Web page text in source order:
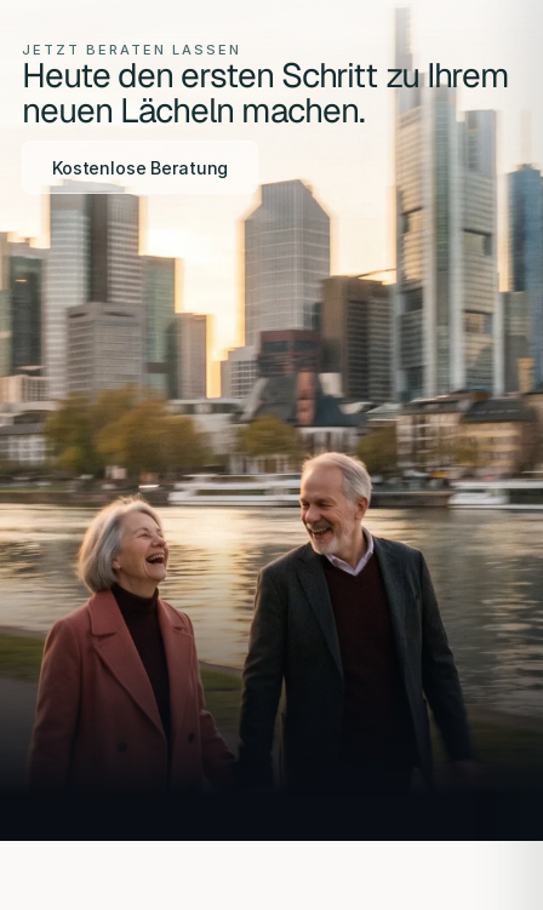
JETZT BERATEN LASSEN
Heute den ersten Schritt zu Ihrem
neuen Lächeln machen.
Kostenlose Beratung